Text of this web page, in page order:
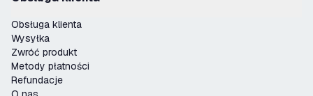
Obsługa klienta
Wysyłka
Zwróć produkt
Metody płatności
Refundacje